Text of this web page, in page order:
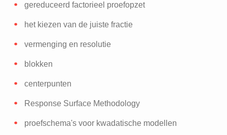
gereduceerd factorieel proefopzet
het kiezen van de juiste fractie
vermenging en resolutie
blokken
centerpunten
Response Surface Methodology
proefschema's voor kwadatische modellen